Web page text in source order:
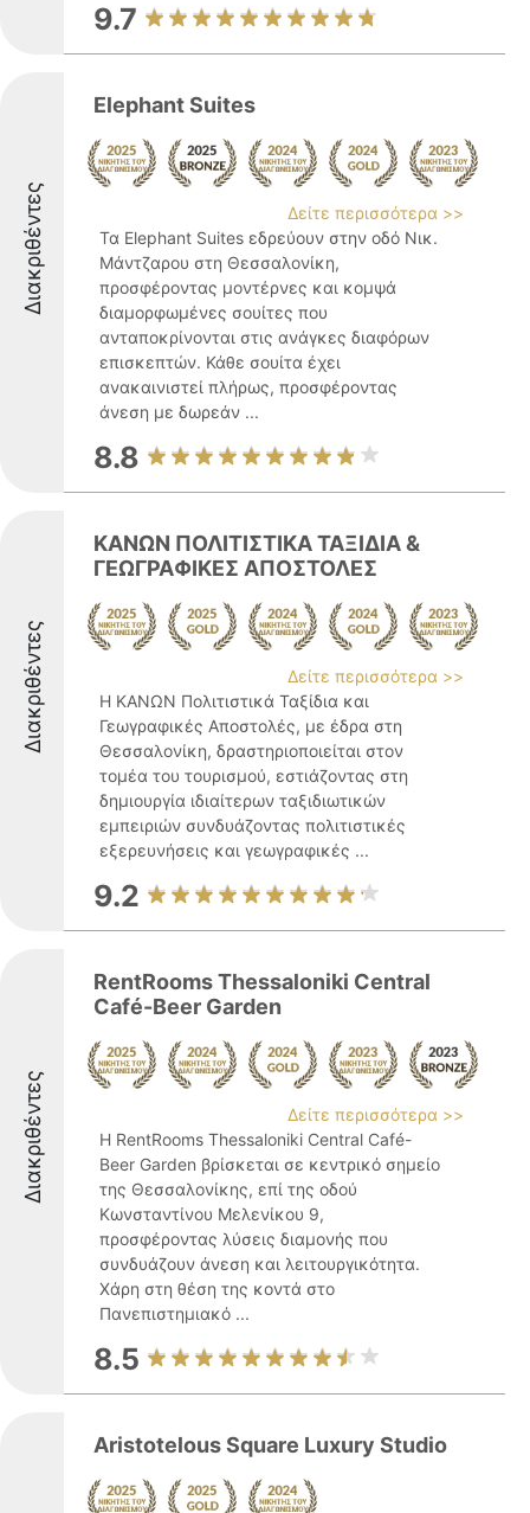
9.7
Διακριθέντες
Elephant Suites
Δείτε περισσότερα >>
Τα Elephant Suites εδρεύουν στην οδό Νικ.
Μάντζαρου στη Θεσσαλονίκη,
προσφέροντας μοντέρνες και κομψά
διαμορφωμένες σουίτες που
ανταποκρίνονται στις ανάγκες διαφόρων
επισκεπτών. Κάθε σουίτα έχει
ανακαινιστεί πλήρως, προσφέροντας
άνεση με δωρεάν ...
8.8
Διακριθέντες
ΚΑΝΩΝ ΠΟΛΙΤΙΣΤΙΚΑ ΤΑΞΙΔΙΑ &
ΓΕΩΓΡΑΦΙΚΕΣ ΑΠΟΣΤΟΛΕΣ
Δείτε περισσότερα >>
Η ΚΑΝΩΝ Πολιτιστικά Ταξίδια και
Γεωγραφικές Αποστολές, με έδρα στη
Θεσσαλονίκη, δραστηριοποιείται στον
τομέα του τουρισμού, εστιάζοντας στη
δημιουργία ιδιαίτερων ταξιδιωτικών
εμπειριών συνδυάζοντας πολιτιστικές
εξερευνήσεις και γεωγραφικές ...
9.2
Διακριθέντες
RentRooms Thessaloniki Central
Café-Beer Garden
Δείτε περισσότερα >>
Η RentRooms Thessaloniki Central Café-
Beer Garden βρίσκεται σε κεντρικό σημείο
της Θεσσαλονίκης, επί της οδού
Κωνσταντίνου Μελενίκου 9,
προσφέροντας λύσεις διαμονής που
συνδυάζουν άνεση και λειτουργικότητα.
Χάρη στη θέση της κοντά στο
Πανεπιστημιακό ...
8.5
Aristotelous Square Luxury Studio